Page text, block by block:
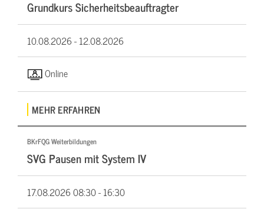
Grundkurs Sicherheitsbeauftragter
10.08.2026 -12.08.2026
Online
MEHR ERFAHREN
BKrFQG Weiterbildungen
SVG Pausen mit System IV
17.08.202608:30 - 16:30